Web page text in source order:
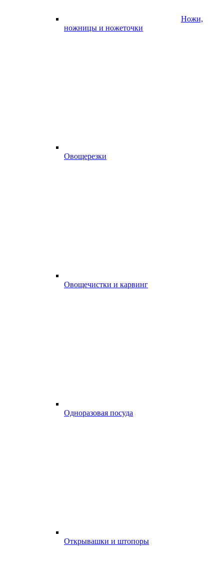
Ножи,
ножницы и ножеточки
Овощерезки
Овощечистки и карвинг
Одноразовая посуда
Открывашки и штопоры